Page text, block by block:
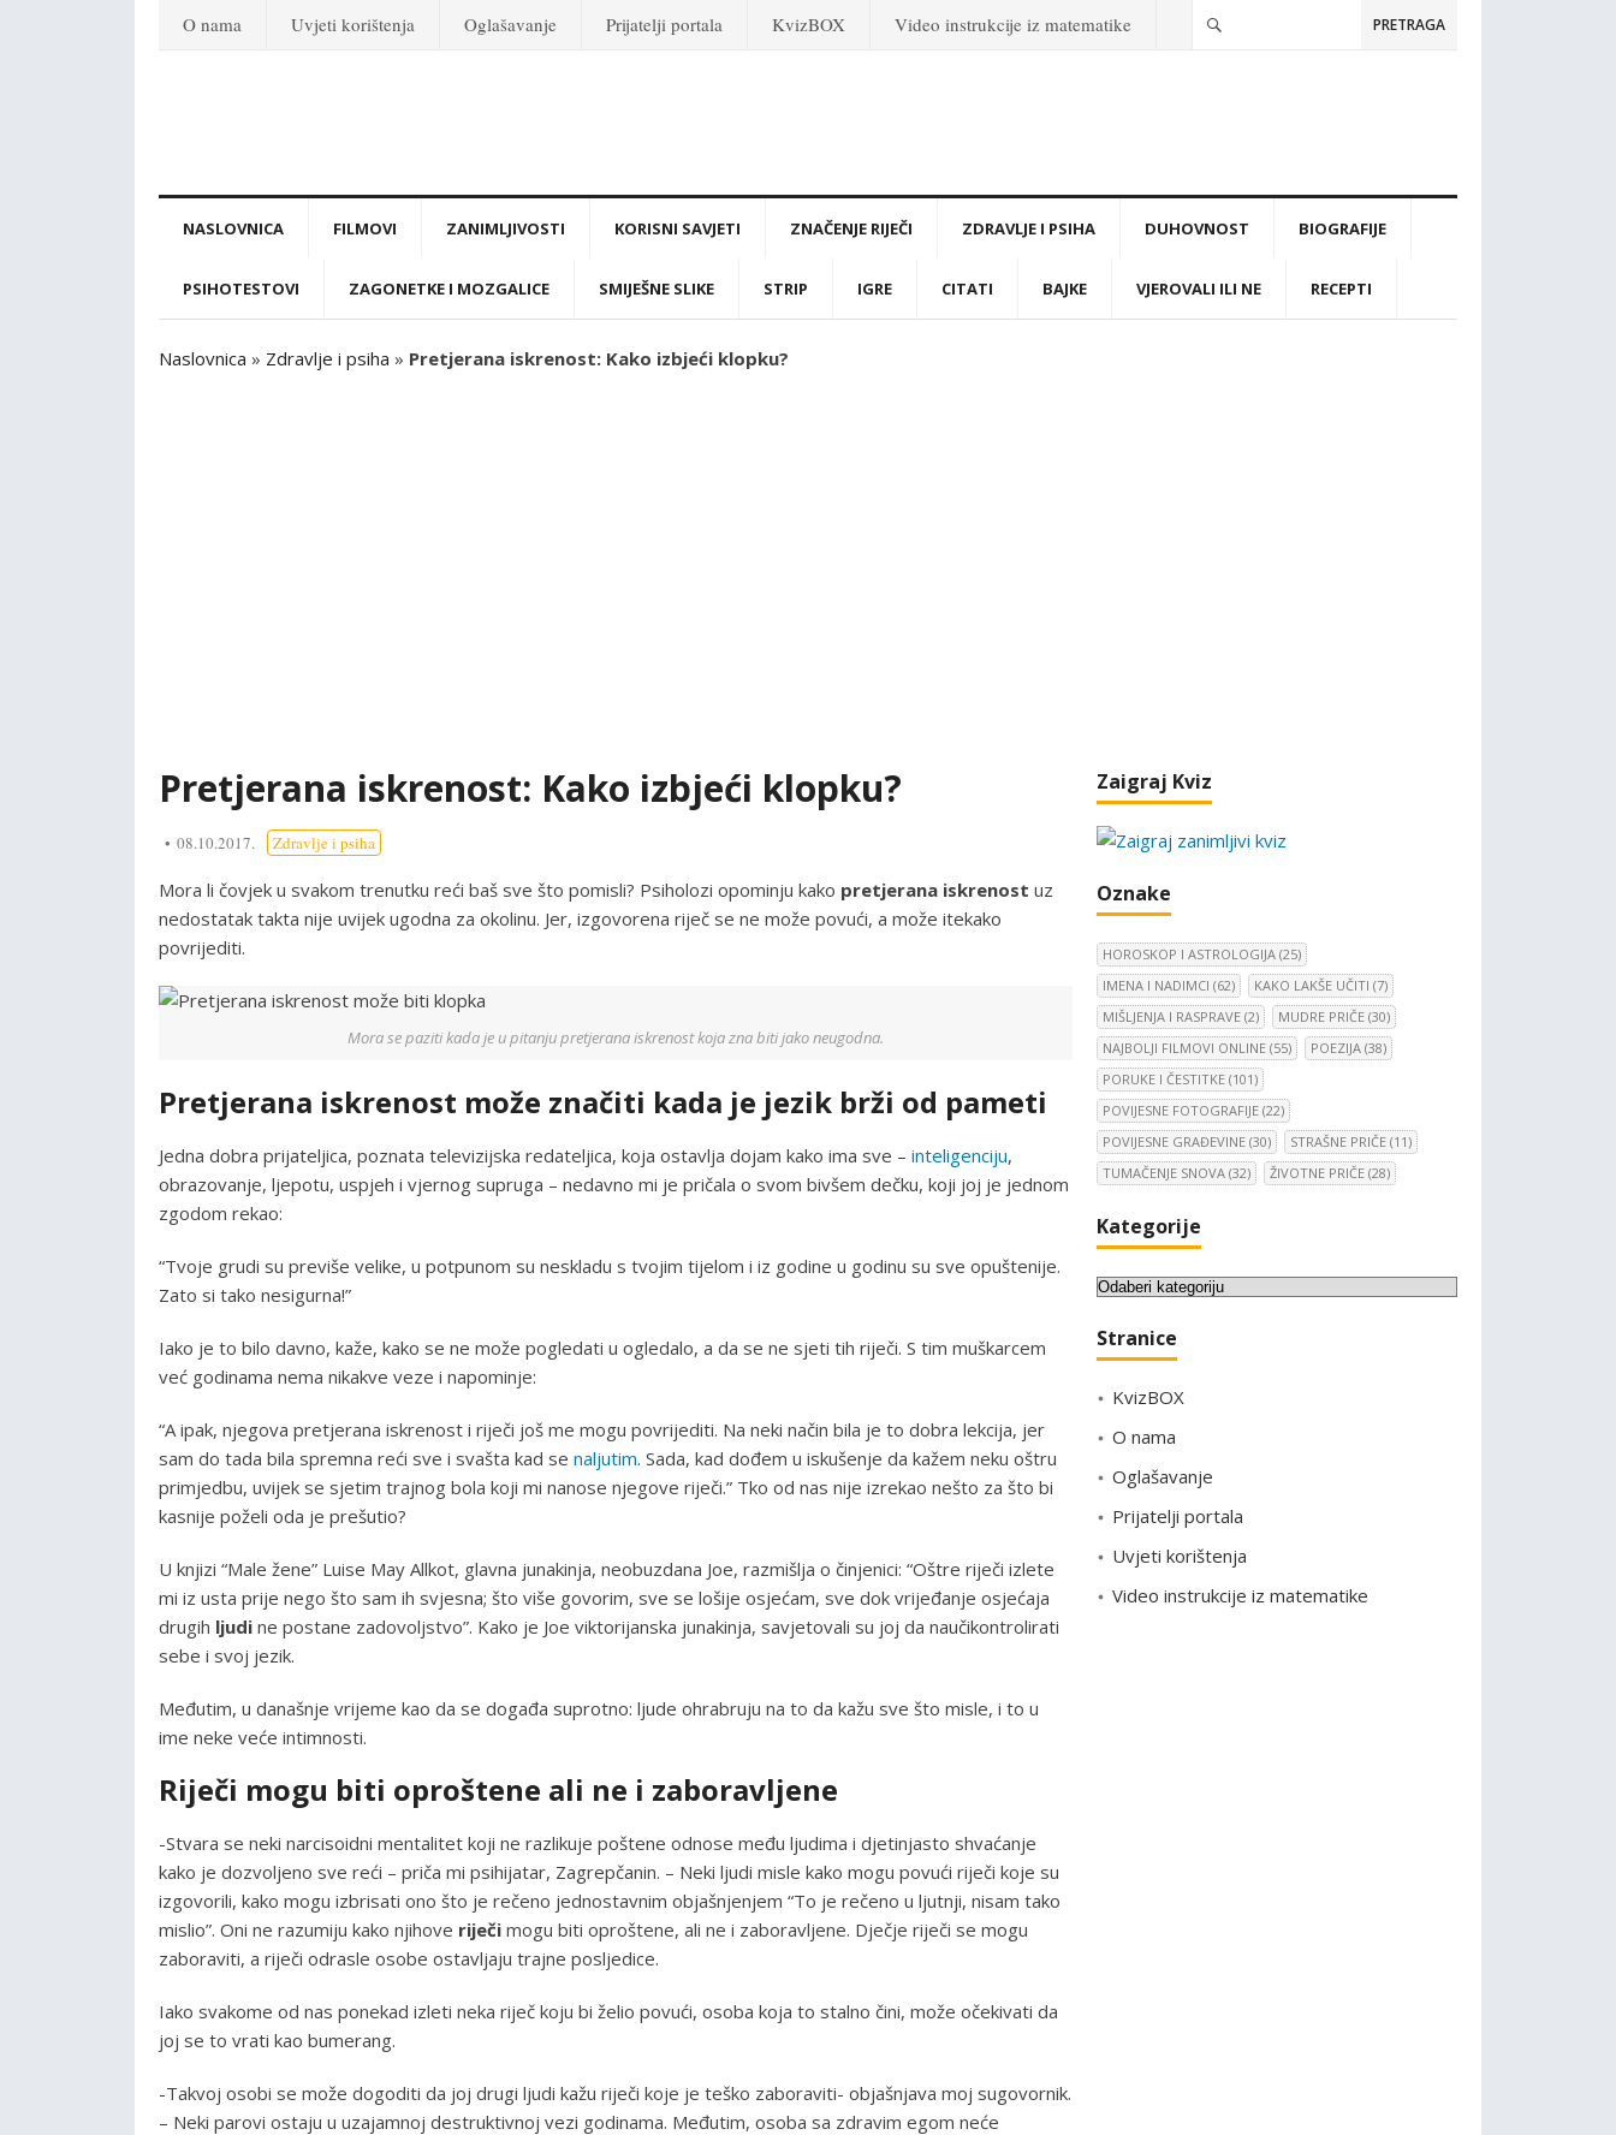
O nama Uvjeti korištenja Oglašavanje Prijatelji portala KvizBOX Video instrukcije iz matematike PRETRAGA
NASLOVNICA FILMOVI ZANIMLJIVOSTI KORISNI SAVJETI ZNAČENJE RIJEČI ZDRAVLJE I PSIHA DUHOVNOST BIOGRAFIJE
PSIHOTESTOVI ZAGONETKE I MOZGALICE SMIJEŠNE SLIKE STRIP IGRE CITATI BAJKE VJEROVALI ILI NE RECEPTI
Naslovnica » Zdravlje i psiha » Pretjerana iskrenost: Kako izbjeći klopku?
Pretjerana iskrenost: Kako izbjeći klopku?
08.10.2017. Zdravlje i psiha
Mora li čovjek u svakom trenutku reći baš sve što pomisli? Psiholozi opominju kako pretjerana iskrenost uz
nedostatak takta nije uvijek ugodna za okolinu. Jer, izgovorena riječ se ne može povući, a može itekako
povrijediti.
Mora se paziti kada je u pitanju pretjerana iskrenost koja zna biti jako neugodna.
Pretjerana iskrenost može značiti kada je jezik brži od pameti
Jedna dobra prijateljica, poznata televizijska redateljica, koja ostavlja dojam kako ima sve – inteligenciju,
obrazovanje, ljepotu, uspjeh i vjernog supruga – nedavno mi je pričala o svom bivšem dečku, koji joj je jednom
zgodom rekao:
“Tvoje grudi su previše velike, u potpunom su neskladu s tvojim tijelom i iz godine u godinu su sve opuštenije.
Zato si tako nesigurna!”
Iako je to bilo davno, kaže, kako se ne može pogledati u ogledalo, a da se ne sjeti tih riječi. S tim muškarcem
već godinama nema nikakve veze i napominje:
“A ipak, njegova pretjerana iskrenost i riječi još me mogu povrijediti. Na neki način bila je to dobra lekcija, jer
sam do tada bila spremna reći sve i svašta kad se naljutim. Sada, kad dođem u iskušenje da kažem neku oštru
primjedbu, uvijek se sjetim trajnog bola koji mi nanose njegove riječi.” Tko od nas nije izrekao nešto za što bi
kasnije poželi oda je prešutio?
U knjizi “Male žene” Luise May Allkot, glavna junakinja, neobuzdana Joe, razmišlja o činjenici: “Oštre riječi izlete
mi iz usta prije nego što sam ih svjesna; što više govorim, sve se lošije osjećam, sve dok vrijeđanje osjećaja
drugih ljudi ne postane zadovoljstvo”. Kako je Joe viktorijanska junakinja, savjetovali su joj da naučikontrolirati
sebe i svoj jezik.
Međutim, u današnje vrijeme kao da se događa suprotno: ljude ohrabruju na to da kažu sve što misle, i to u
ime neke veće intimnosti.
Riječi mogu biti oproštene ali ne i zaboravljene
-Stvara se neki narcisoidni mentalitet koji ne razlikuje poštene odnose među ljudima i djetinjasto shvaćanje
kako je dozvoljeno sve reći – priča mi psihijatar, Zagrepčanin. – Neki ljudi misle kako mogu povući riječi koje su
izgovorili, kako mogu izbrisati ono što je rečeno jednostavnim objašnjenjem “To je rečeno u ljutnji, nisam tako
mislio”. Oni ne razumiju kako njihove riječi mogu biti oproštene, ali ne i zaboravljene. Dječje riječi se mogu
zaboraviti, a riječi odrasle osobe ostavljaju trajne posljedice.
Iako svakome od nas ponekad izleti neka riječ koju bi želio povući, osoba koja to stalno čini, može očekivati da
joj se to vrati kao bumerang.
-Takvoj osobi se može dogoditi da joj drugi ljudi kažu riječi koje je teško zaboraviti- objašnjava moj sugovornik.
– Neki parovi ostaju u uzajamnoj destruktivnoj vezi godinama. Međutim, osoba sa zdravim egom neće
Zaigraj Kviz
Oznake
HOROSKOP I ASTROLOGIJA (25)
IMENA I NADIMCI (62) KAKO LAKŠE UČITI (7)
MIŠLJENJA I RASPRAVE (2) MUDRE PRIČE (30)
NAJBOLJI FILMOVI ONLINE (55) POEZIJA (38)
PORUKE I ČESTITKE (101)
POVIJESNE FOTOGRAFIJE (22)
POVIJESNE GRAĐEVINE (30) STRAŠNE PRIČE (11)
TUMAČENJE SNOVA (32) ŽIVOTNE PRIČE (28)
Kategorije
K
t
g
o
i
j
Stranice
KvizBOX
O nama
Oglašavanje
Prijatelji portala
Uvjeti korištenja
Video instrukcije iz matematike